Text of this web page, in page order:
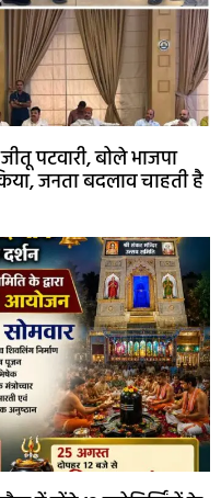
पटवारी, बोले भाजपा
जनता बदलाव चाहती है